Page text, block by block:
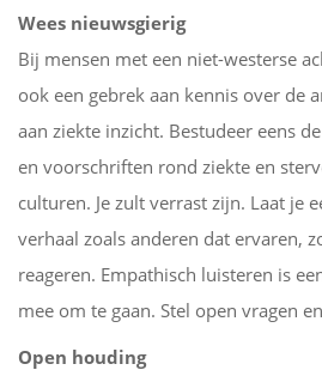
Wees nieuwsgierig
Bij mensen met een niet-westerse
ook een gebrek aan kennis over de
aan ziekte inzicht. Bestudeer eens
en voorschriften rond ziekte en
culturen. Je zult verrast zijn. Laat je
verhaal zoals anderen dat ervaren,
reageren. Empathisch luisteren is
mee om te gaan. Stel open vragen
Open houding